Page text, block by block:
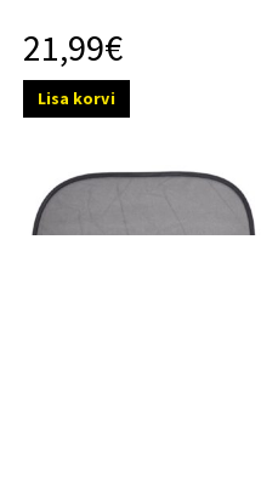
21,99€
Lisa korvi